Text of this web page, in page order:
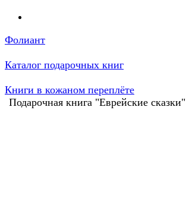
Фолиант
Каталог подарочных книг
Книги в кожаном переплёте
Подарочная книга "Еврейские сказки"